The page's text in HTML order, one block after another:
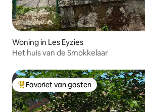
Woning in Les Eyzies
Het huis van de Smokkelaar
Topfavoriet van gasten
Favoriet van gasten